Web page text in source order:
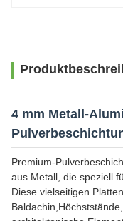
4 mm Metall-
Premium-
aus Metall, die speziell
Diese vielseitigen